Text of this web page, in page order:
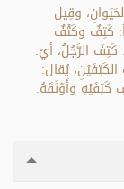
وقِيل
كَتِفٌ وكَتْفٌ
الرَّجُلُ، أيْ:
يُقال:
كَتِفَيْهِ وأَوْثَقَهُ.